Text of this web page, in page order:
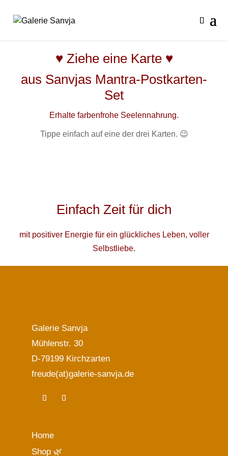
♥ Ziehe eine Karte ♥
aus Sanvjas Mantra-Postkarten-
Set
Erhalte farbenfrohe Seelennahrung.
Tippe einfach auf eine der drei Karten. 😉
Einfach Zeit für dich
mit positiver Energie für ein glückliches Leben, voller
Selbstliebe.
Galerie Sanvja
Mühlenstr. 30
D-79199 Kirchzarten
freude(at)galerie-sanvja.de
Home
Shop 🌿